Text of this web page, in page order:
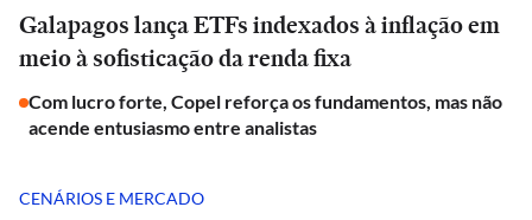
Galapagos lança ETFs indexados à inflação em
meio à sofisticação da renda fixa
Com lucro forte, Copel reforça os fundamentos, mas não
acende entusiasmo entre analistas
CENÁRIOS E MERCADO